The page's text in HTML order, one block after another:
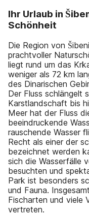
Ihr Urlaub in
Schönheit
Die Region von
prachtvoller
liegt rund um das
weniger als 72 km
des Dinarischen
Der Fluss schlängelt
Karstlandschaft bis
Meer hat der Fluss
beeindruckende
rauschende Wasser
Recht als einer der
bezeichnet werden
sich die Wasserfälle
besuchten und
Park ist besonders
und Fauna.
Fischarten und viele
vertreten.